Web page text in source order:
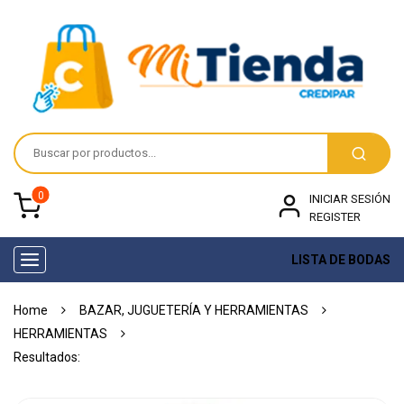
0
INICIAR SESIÓN
REGISTER
Toggle
navigation
LISTA DE BODAS
Home
BAZAR, JUGUETERÍA Y HERRAMIENTAS
HERRAMIENTAS